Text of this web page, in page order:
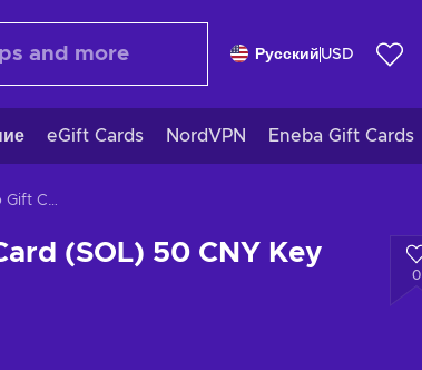
Русский USD
eGift Cards NordVPN Eneba Gift Cards
Gift Me Crypto Gift Card (SOL) 50 CNY Key GLOBAL
(SOL) 50 CNY Key
0